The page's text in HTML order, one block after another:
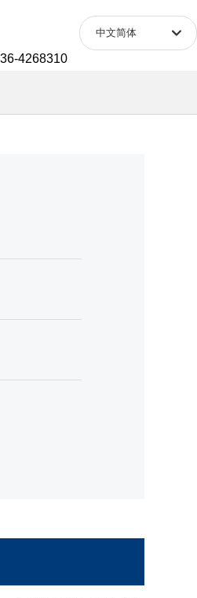
4268310
中文简体